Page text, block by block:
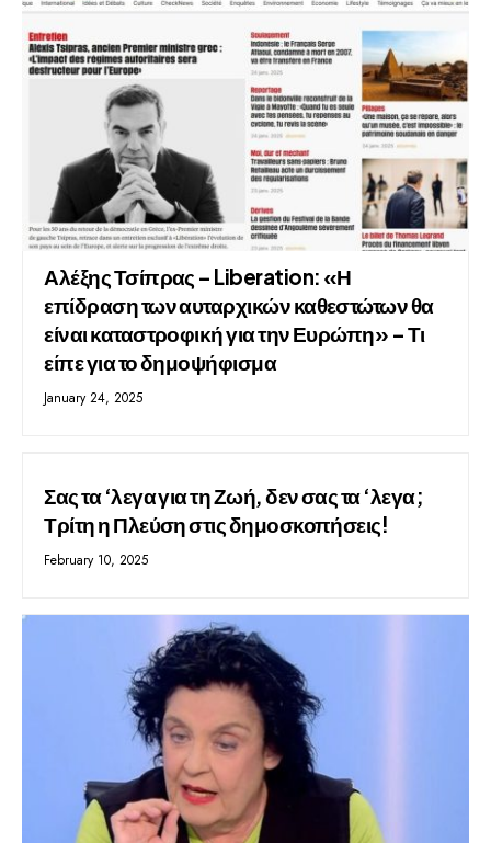
Αλέξης Τσίπρας – Liberation: «Η
επίδραση των αυταρχικών καθεστώτων θα
είναι καταστροφική για την Ευρώπη» – Τι
είπε για το δημοψήφισμα
January 24, 2025
Σας τα ‘λεγα για τη Ζωή, δεν σας τα ‘λεγα;
Τρίτη η Πλεύση στις δημοσκοπήσεις!
February 10, 2025